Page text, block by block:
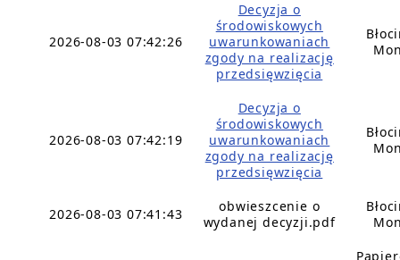
2026-08-03 07:42:26
Decyzja o
środowiskowych
uwarunkowaniach
zgody na realizację
przedsięwzięcia
2026-08-03 07:42:19
Decyzja o
środowiskowych
uwarunkowaniach
zgody na realizację
przedsięwzięcia
2026-08-03 07:41:43
obwieszcenie o
wydanej decyzji.pdf